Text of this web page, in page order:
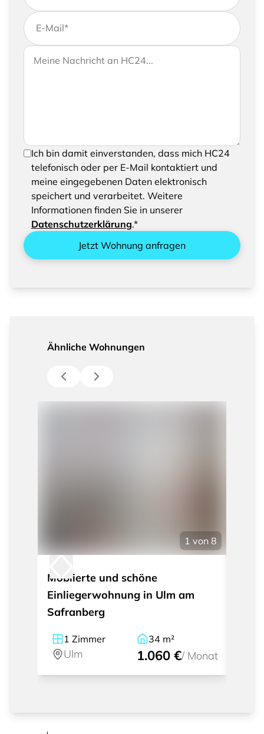
E-Mail*
Wenn Sie uns weitere Informationen zukommen
lassen möchten, können Sie Ihrer Anfrage gerne
Ihre Nachricht an HC24
Um Ihre Anfrage senden zu können, bestätigen
Sie bitte das Speichern und Verarbeiten Ihrer
eingegebenen Daten
Ich bin damit einverstanden, dass mich HC24
telefonisch oder per E-Mail kontaktiert und
meine eingegebenen Daten elektronisch
speichert und verarbeitet. Weitere
Informationen finden Sie in unserer
Datenschutzerklärung.*
Jetzt Wohnung anfragen
Ähnliche Wohnungen
1 von 8
Möblierte und schöne
Einliegerwohnung in Ulm am
Safranberg
1 Zimmer
Ulm
34 m²
1.060 €/ Monat